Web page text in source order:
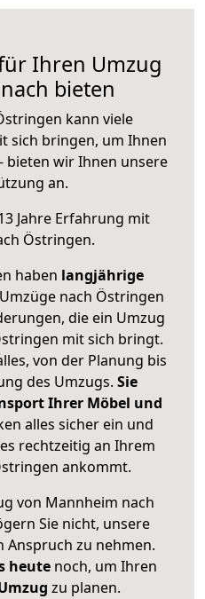
Ihren Umzug
bieten
kann viele
sich bringen, um Ihnen
bieten wir Ihnen unsere
an.
Jahre Erfahrung mit
Östringen.
haben langjährige
nach Östringen
die ein Umzug
mit sich bringt.
von der Planung bis
des Umzugs. Sie
Ihrer Möbel und
alles sicher ein und
rechtzeitig an Ihrem
ankommt.
von Mannheim nach
Sie nicht, unsere
Anspruch zu nehmen.
heutenoch, um Ihren
zu planen.